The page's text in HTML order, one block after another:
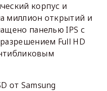
корпус и
миллион открытий и
панелью IPS с
Full HD
от Samsung